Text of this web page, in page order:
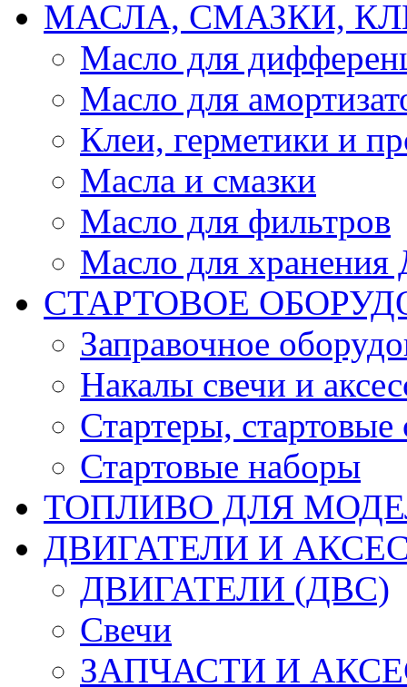
МАСЛА, СМАЗКИ,
Масло для
Масло для
Клеи, герметики и
Масла и смазки
Масло для фильтров
Масло для
СТАРТОВОЕ
Заправочное
Накалы свечи и
Стартеры, стартовые
Стартовые наборы
ТОПЛИВО ДЛЯ
ДВИГАТЕЛИ И
ДВИГАТЕЛИ (ДВС)
Свечи
ЗАПЧАСТИ И